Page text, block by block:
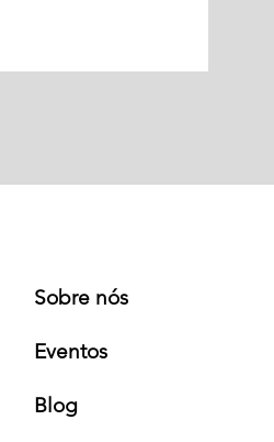
Sobre nós
Eventos
Blog